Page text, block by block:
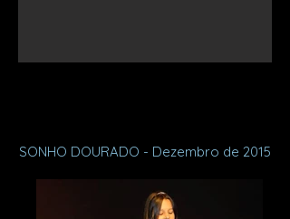
SONHO DOURADO - Dezembro de 2015